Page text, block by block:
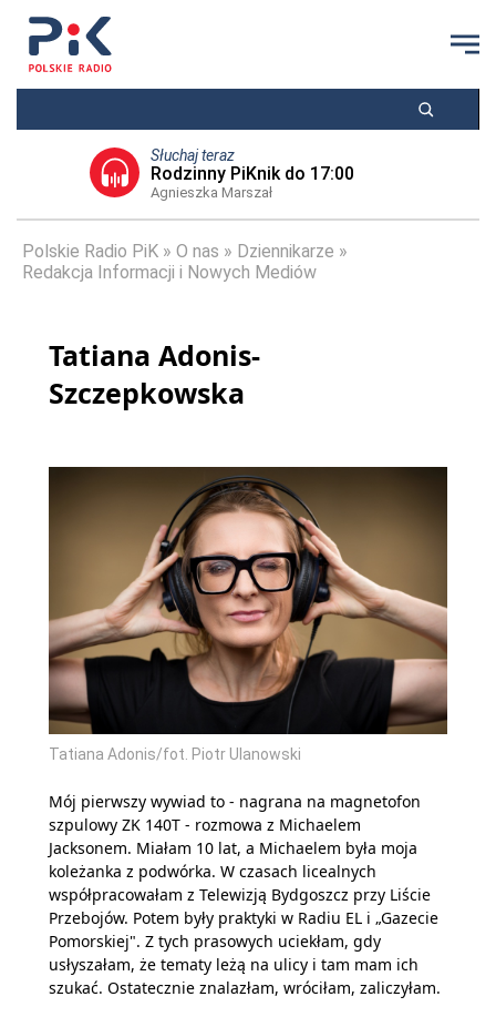
Słuchaj teraz
Rodzinny PiKnik do 17:00
Agnieszka Marszał
Polskie Radio PiK O nas
Dziennikarze
Redakcja Informacji i Nowych Mediów
Tatiana Adonis-
Szczepkowska
Tatiana Adonis/fot. Piotr Ulanowski
Mój pierwszy wywiad to - nagrana na magnetofon
szpulowy ZK 140T - rozmowa z Michaelem
Jacksonem. Miałam 10 lat, a Michaelem była moja
koleżanka z podwórka. W czasach licealnych
współpracowałam z Telewizją Bydgoszcz przy Liście
Przebojów. Potem były praktyki w Radiu EL i „Gazecie
Pomorskiej". Z tych prasowych uciekłam, gdy
usłyszałam, że tematy leżą na ulicy i tam mam ich
szukać. Ostatecznie znalazłam, wróciłam, zaliczyłam.